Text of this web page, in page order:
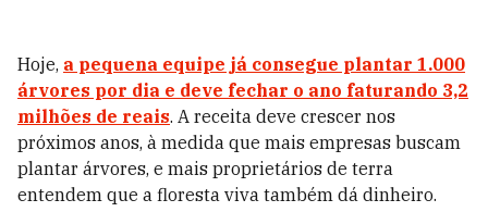
Hoje, a pequena equipe já consegue plantar 1.000
árvores por dia e deve fechar o ano faturando 3,2
milhões de reais. A receita deve crescer nos
próximos anos, à medida que mais empresas buscam
plantar árvores, e mais proprietários de terra
entendem que a floresta viva também dá dinheiro.